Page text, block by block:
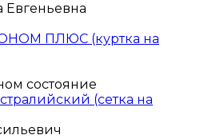
ПЛЮС (куртка на
состояние